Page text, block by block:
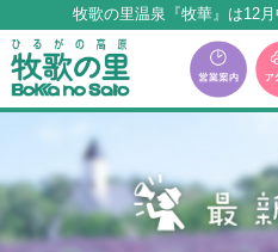
牧歌の里温泉『牧華』は12
本サイトに表記の料金は
牧歌の里温泉『牧華』は12